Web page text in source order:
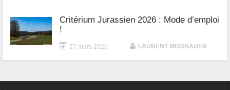
Critérium Jurassien 2026 : Mode d’emploi
!
27 mars 2026 LAURENT MISSBAUER